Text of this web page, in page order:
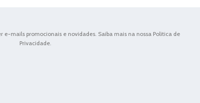
e-mails promocionais e novidades. Saiba mais na nossa Politica de
Privacidade.